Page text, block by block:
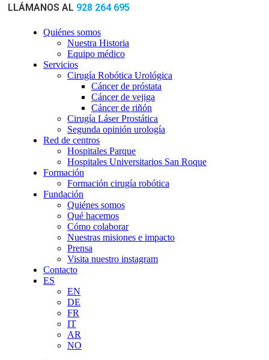
LLÁMANOS AL 928 264 695
Quiénes somos
Nuestra Historia
Equipo médico
Servicios
Cirugía Robótica Urológica
Cáncer de próstata
Cáncer de vejiga
Cáncer de riñón
Cirugía Láser Prostática
Segunda opinión urología
Red de centros
Hospitales Parque
Hospitales Universitarios San Roque
Formación
Formación cirugía robótica
Fundación
Quiénes somos
Qué hacemos
Cómo colaborar
Nuestras misiones e impacto
Prensa
Visita nuestro instagram
Contacto
ES
EN
DE
FR
IT
AR
NO